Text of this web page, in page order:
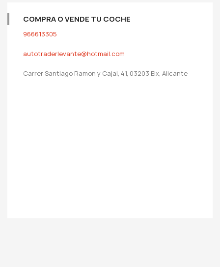
COMPRA O VENDE TU COCHE
966613305
autotraderlevante@hotmail.com
Carrer Santiago Ramon y Cajal, 41, 03203 Elx, Alicante